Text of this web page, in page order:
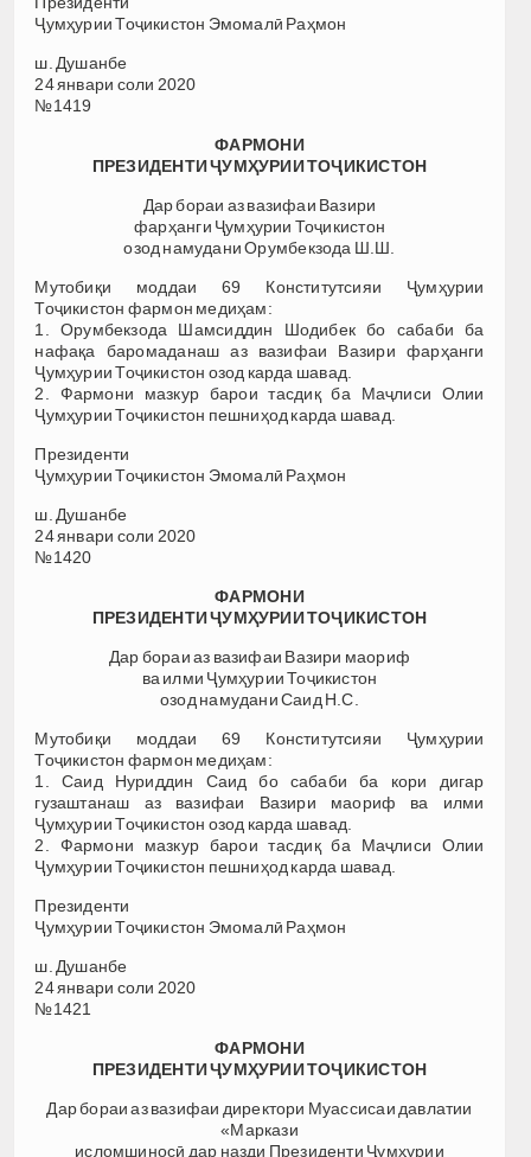
Ҷумҳурии Тоҷикистон Эмомалӣ Раҳмон
ш. Душанбе
24 январи соли 2020
№1419
ФАРМОНИ
ПРЕЗИДЕНТИ ҶУМҲУРИИ ТОҶИКИСТОН
Дар бораи аз вазифаи Вазири
фарҳанги Ҷумҳурии Тоҷикистон
озод намудани Орумбекзода Ш.Ш.
Мутобиқи моддаи 69 Конститутсияи Ҷумҳурии
Тоҷикистон фармон медиҳам:
1. Орумбекзода Шамсиддин Шодибек бо сабаби ба
нафақа баромаданаш аз вазифаи Вазири фарҳанги
Ҷумҳурии Тоҷикистон озод карда шавад.
2. Фармони мазкур барои тасдиқ ба Маҷлиси Олии
Ҷумҳурии Тоҷикистон пешниҳод карда шавад.
Президенти
Ҷумҳурии Тоҷикистон Эмомалӣ Раҳмон
ш. Душанбе
24 январи соли 2020
№1420
ФАРМОНИ
ПРЕЗИДЕНТИ ҶУМҲУРИИ ТОҶИКИСТОН
Дар бораи аз вазифаи Вазири маориф
ва илми Ҷумҳурии Тоҷикистон
озод намудани Саид Н.С.
Мутобиқи моддаи 69 Конститутсияи Ҷумҳурии
Тоҷикистон фармон медиҳам:
1. Саид Нуриддин Саид бо сабаби ба кори дигар
гузаштанаш аз вазифаи Вазири маориф ва илми
Ҷумҳурии Тоҷикистон озод карда шавад.
2. Фармони мазкур барои тасдиқ ба Маҷлиси Олии
Ҷумҳурии Тоҷикистон пешниҳод карда шавад.
Президенти
Ҷумҳурии Тоҷикистон Эмомалӣ Раҳмон
ш. Душанбе
24 январи соли 2020
№1421
ФАРМОНИ
ПРЕЗИДЕНТИ ҶУМҲУРИИ ТОҶИКИСТОН
Дар бораи аз вазифаи директори Муассисаи давлатии
«Маркази
исломшиносӣ дар назди Президенти Ҷумҳурии